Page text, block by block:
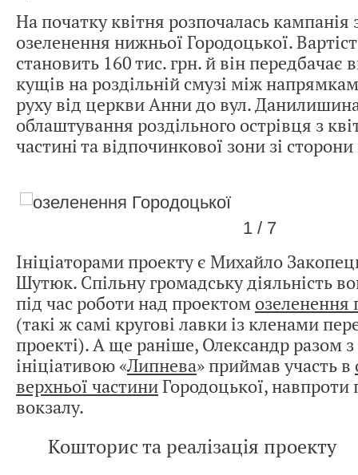
На початку квітня розпочалась кампанія
озеленення нижньої Городоцької.
становить 160 тис. грн. й він передбачає
кущів на роздільній смузі між
руху від церкви Анни до вул.
облаштування роздільного острівця з
частині та відпочинкової зони зі
1 / 7
Ініціаторами проекту є Михайло
Шутюк. Спільну громадську діяльність
під час роботи над проектом озеленення
(такі ж самі кругові лавки із кленами
проекті). А ще раніше, Олександр разом
ініціативою «Липнева» приймав участь в
верхньої частиниГородоцької, навпроти
вокзалу.
Кошторис та реалізація проекту